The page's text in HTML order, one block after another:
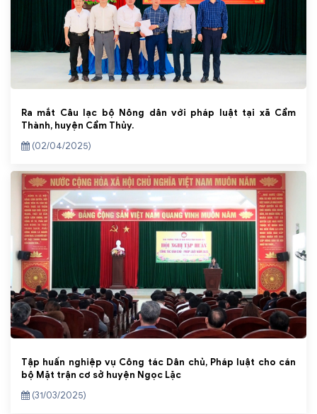
Ra mắt Câu lạc bộ Nông dân với pháp luật tại xã Cẩm
Thành, huyện Cẩm Thủy.
(02/04/2025)
Tập huấn nghiệp vụ Công tác Dân chủ, Pháp luật cho cán
bộ Mặt trận cơ sở huyện Ngọc Lặc
(31/03/2025)